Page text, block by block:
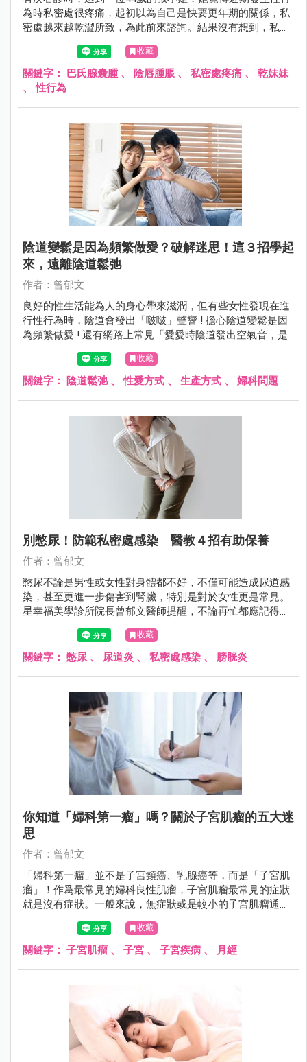
為時私密處很疼痛，起初以為自己是快要更年期的關係，私
密處越來越乾澀所致，為此前來諮詢。結果沒有想到，私密
處的乾澀問題並不是因為快要更年期的關係！究竟還有什麼
原因會導致突然擁有「乾妹妹」？！就讓我們繼續看下去
吧！
收藏
關鍵字： 巴氏腺囊腫、 陰唇腫脹 、 私密處疼痛 、 乾妹妹
、性行為
陰道變鬆是因為頻繁做愛？破解迷思！這３招學起
來，遠離陰道鬆弛
作者：曾郁文
良好的性生活能為人的身心帶來滋潤，但有些女性發現在進
行性行為時，陰道會發出「啵啵」聲響 ! 擔心陰道變鬆是因
為頻繁做愛 ! 還有網路上常見「愛愛時陰道發出空氣音，是
陰道鬆弛嗎？」的說法，今天就來為大家說明陰道鬆弛及預
收藏
關鍵字： 陰道鬆弛、性愛方式 、 生產方式 、 婦科問題
別憋尿！防範私密處感染 醫教４招有助保養
作者：曾郁文
憋尿不論是男性或女性對身體都不好，不僅可能造成尿道感
染，甚至更進一步傷害到腎臟，特別是對於女性更是常見。
星幸福美學診所院長曾郁文醫師提醒，不論再忙都應記得上
廁所，以避免感染情況發生。
收藏
關鍵字： 憋尿 、 尿道炎 、 私密處感染 、 膀胱炎
你知道「婦科第一瘤」嗎？關於子宮肌瘤的五大迷
思
作者：曾郁文
「婦科第一瘤」並不是子宮頸癌、乳腺癌等，而是「子宮肌
瘤」！作爲最常見的婦科良性肌瘤，子宮肌瘤最常見的症狀
就是沒有症狀。一般來說，無症狀或是較小的子宮肌瘤通常
不需要手術方式處理，但若出現下列4種情況，就要注意
收藏
關鍵字： 子宮肌瘤 、 子宮 、 子宮疾病 、 月經